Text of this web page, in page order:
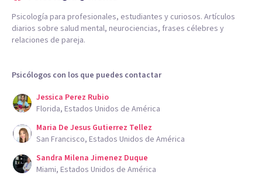
Psicología para profesionales, estudiantes y curiosos. Artículos
diarios sobre salud mental, neurociencias, frases célebres y
relaciones de pareja.
Psicólogos con los que puedes contactar
Jessica Perez Rubio
Florida, Estados Unidos de América
Maria De Jesus Gutierrez Tellez
San Francisco, Estados Unidos de América
Sandra Milena Jimenez Duque
Miami, Estados Unidos de América